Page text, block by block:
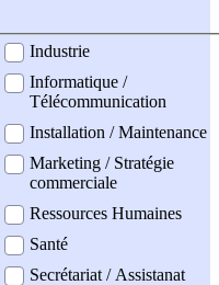
Industrie
Informatique /
Télécommunication
Installation / Maintenance
Marketing / Stratégie
commerciale
Ressources Humaines
Santé
Secrétariat / Assistanat